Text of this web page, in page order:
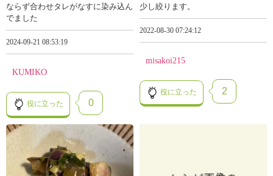
ならず合わせタレがなすに染み込ん
でました
2024-09-21 08:53:19
KUMIKO
役に立った 0
少し絞ります。
2022-08-30 07:24:12
misakoi215
役に立った 2